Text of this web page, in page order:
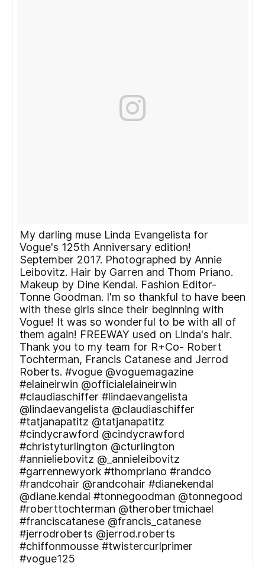
My darling muse Linda Evangelista for
Vogue's 125th Anniversary edition!
September 2017. Photographed by Annie
Leibovitz. Hair by Garren and Thom Priano.
Makeup by Dine Kendal. Fashion Editor-
Tonne Goodman. I'm so thankful to have been
with these girls since their beginning with
Vogue! It was so wonderful to be with all of
them again! FREEWAY used on Linda's hair.
Thank you to my team for R+Co- Robert
Tochterman, Francis Catanese and Jerrod
Roberts. #vogue @voguemagazine
#elaineirwin @officialelaineirwin
#claudiaschiffer #lindaevangelista
@lindaevangelista @claudiaschiffer
#tatjanapatitz @tatjanapatitz
#cindycrawford @cindycrawford
#christyturlington @cturlington
#annieliebovitz @_annieleibovitz
#garrennewyork #thompriano #randco
#randcohair @randcohair #dianekendal
@diane.kendal #tonnegoodman @tonnegood
#roberttochterman @therobertmichael
#franciscatanese @francis_catanese
#jerrodroberts @jerrod.roberts
#chiffonmousse #twistercurlprimer
#vogue125